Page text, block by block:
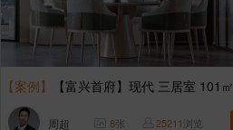
【案例】 【富兴首府】现代 三居室 101㎡
周超 8张 25211浏览